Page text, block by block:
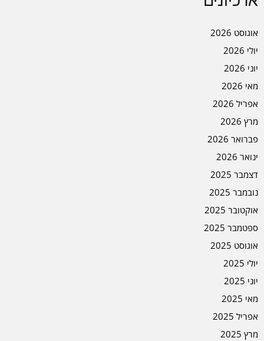
אוגוסט 2026
יולי 2026
יוני 2026
מאי 2026
אפריל 2026
מרץ 2026
פברואר 2026
ינואר 2026
דצמבר 2025
נובמבר 2025
אוקטובר 2025
ספטמבר 2025
אוגוסט 2025
יולי 2025
יוני 2025
מאי 2025
אפריל 2025
מרץ 2025